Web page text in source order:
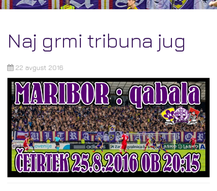
Naj grmi tribuna jug
22 avgust 2016